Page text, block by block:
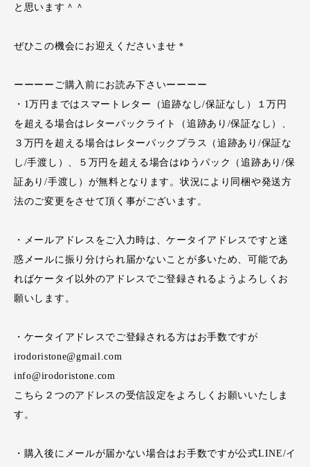
と思います＾＾
ぜひこの機会にお迎えくださいませ＊
ーーーーご購入前にお読み下さいーーーー
・1万円まではスマートレター（追跡なし/保証なし）１万円
を超える場合はレターパックライト（追跡あり/保証なし）、
３万円を超える場合はレターパックプラス（追跡あり/保証な
し/手渡し）、５万円を超える場合はゆうパック（追跡あり/保
証あり/手渡し）が無料となります。状況により同梱や発送方
法のご変更をさせて頂く事がございます。
・メールアドレスをご入力時は、ケータイアドレスですと迷
惑メールに振り分けられ届かないことが多いため、可能であ
ればケータイ以外のアドレスでご登録されるようよろしくお
願いします。
・ケータイアドレスでご登録される方はお手数ですが
irodoristone@gmail.com
info@irodoristone.com
こちら２つのアドレスの受信設定をよろしくお願いいたしま
す。
・購入後にメールが届かない場合はお手数ですが公式LINE/イ